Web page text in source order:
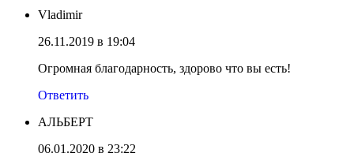
Vladimir
26.11.2019 в 19:04
Огромная благодарность, здорово что вы есть!
Ответить
АЛЬБЕРТ
06.01.2020 в 23:22